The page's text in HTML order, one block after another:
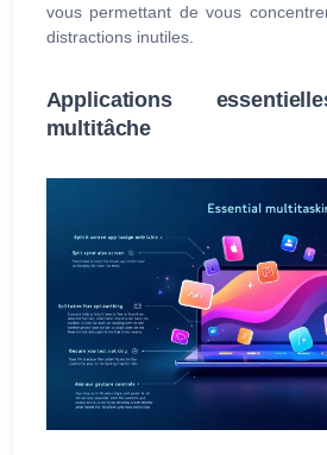
vous permettant de vous
distractions inutiles.
Applications
multitâche